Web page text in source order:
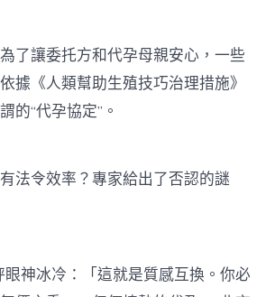
了讓委托方和代孕母親安心，一些
據《人類幫助生殖技巧治理措施》
的“代孕協定”。
法令效率？專家給出了否認的謎
眼神冰冷：「這就是質感互換。你必